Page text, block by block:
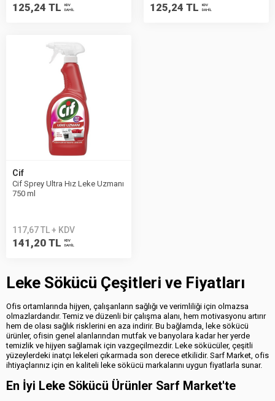
125,24 TL
KDV
DAHİL
125,24 TL
KDV
DAHİL
Cif
Cif Sprey Ultra Hız Leke Uzmanı
750 ml
117,67 TL + KDV
141,20 TL
KDV
DAHİL
Leke Sökücü Çeşitleri ve Fiyatları
Ofis ortamlarında hijyen, çalışanların sağlığı ve verimliliği için olmazsa
olmazlardandır. Temiz ve düzenli bir çalışma alanı, hem motivasyonu artırır
hem de olası sağlık risklerini en aza indirir. Bu bağlamda, leke sökücü
ürünler, ofisin genel alanlarından mutfak ve banyolara kadar her yerde
temizlik ve hijyen sağlamak için vazgeçilmezdir. Leke sökücüler, çeşitli
yüzeylerdeki inatçı lekeleri çıkarmada son derece etkilidir. Sarf Market, ofis
ihtiyaçlarınız için en kaliteli leke sökücü markalarını uygun fiyatlarla sunar.
En İyi Leke Sökücü Ürünler Sarf Market'te